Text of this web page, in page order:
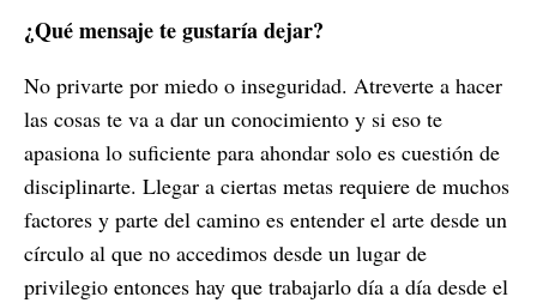
¿Qué mensaje te gustaría dejar?
No privarte por miedo o inseguridad. Atreverte a hacer
las cosas te va a dar un conocimiento y si eso te
apasiona lo suficiente para ahondar solo es cuestión de
disciplinarte. Llegar a ciertas metas requiere de muchos
factores y parte del camino es entender el arte desde un
círculo al que no accedimos desde un lugar de
privilegio entonces hay que trabajarlo día a día desde el